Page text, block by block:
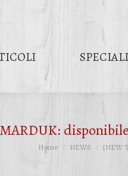
SPECIALI
Tu sei qui:
Home NEWS [NEW